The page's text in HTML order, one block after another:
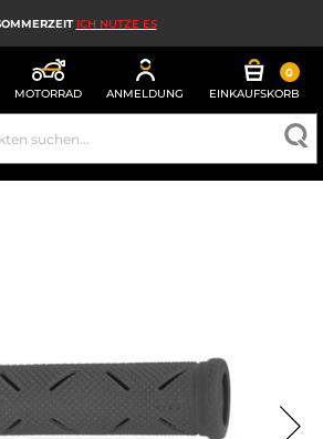
ICH NUTZE ES
MOTORRAD ANMELDUNG
0
EINKAUFSKORB
FÜR HERREN
AIRBAG
UND WERKZEUGE